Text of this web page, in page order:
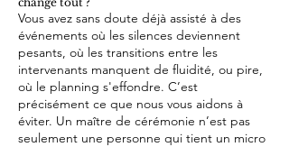
Vous avez sans doute déjà assisté à des
événements où les silences deviennent
pesants, où les transitions entre les
intervenants manquent de fluidité, ou pire,
où le planning s'effondre. C’est
précisément ce que nous vous aidons à
éviter. Un maître de cérémonie n’est pas
seulement une personne qui tient un micro